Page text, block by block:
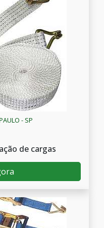
- SP
de cargas